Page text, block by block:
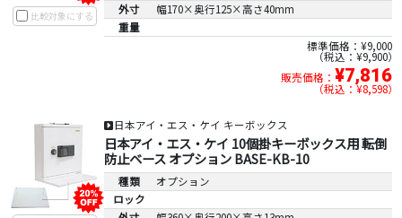
比較対象にする
外寸
幅170×奥行125×高さ40mm
重量
標準価格：¥9,000
税込：¥9,900
販売価格： ¥7,816
税込：¥8,598
日本アイ・エス・ケイ キーボックス
日本アイ・エス・ケイ 10個掛キーボックス用 転倒
防止ベース オプション BASE-KB-10
種類
オプション
ロック